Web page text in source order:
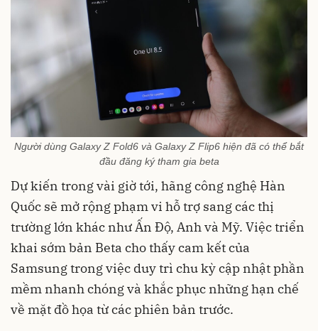
Người dùng Galaxy Z Fold6 và Galaxy Z Flip6 hiện đã có thể bắt
đầu đăng ký tham gia beta
Dự kiến trong vài giờ tới, hãng công nghệ Hàn
Quốc sẽ mở rộng phạm vi hỗ trợ sang các thị
trường lớn khác như Ấn Độ, Anh và Mỹ. Việc triển
khai sớm bản Beta cho thấy cam kết của
Samsung trong việc duy trì chu kỳ cập nhật phần
mềm nhanh chóng và khắc phục những hạn chế
về mặt đồ họa từ các phiên bản trước.